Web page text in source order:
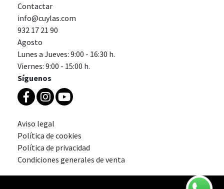
Contactar
info@cuylas.com
932 17 21 90
Agosto
Lunes a Jueves: 9:00 - 16:30 h.
Viernes: 9:00 - 15:00 h.
Síguenos
Aviso legal
Política de cookies
Política de privacidad
Condiciones generales de venta